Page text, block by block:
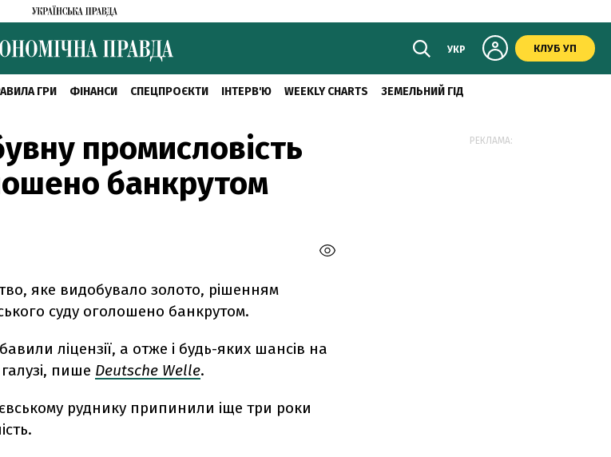
УКР КЛУБ УП
ГРИ ФІНАНСИ СПЕЦПРОЄКТИ ІНТЕРВ'Ю WEEKLY CHARTS ЗЕМЕЛЬНИЙ ГІД
промисловість
банкрутом
яке видобувало золото, рішенням
суду оголошено банкрутом.
ліцензії, а отже і будь-яких шансів на
пише Deutsche Welle.
руднику припинили іще три роки
РЕКЛАМА: